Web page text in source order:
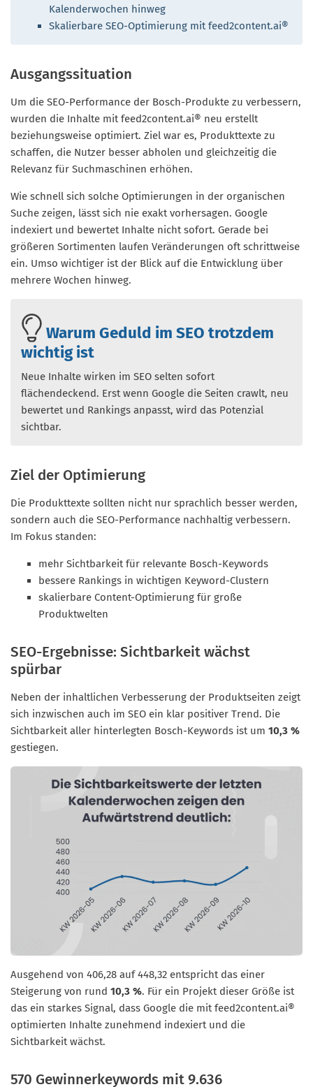
Kalenderwochen hinweg
Skalierbare SEO-Optimierung mit feed2content.ai®
Ausgangssituation
Um die SEO-Performance der Bosch-Produkte zu verbessern,
wurden die Inhalte mit feed2content.ai® neu erstellt
beziehungsweise optimiert. Ziel war es, Produkttexte zu
schaffen, die Nutzer besser abholen und gleichzeitig die
Relevanz für Suchmaschinen erhöhen.
Wie schnell sich solche Optimierungen in der organischen
Suche zeigen, lässt sich nie exakt vorhersagen. Google
indexiert und bewertet Inhalte nicht sofort. Gerade bei
größeren Sortimenten laufen Veränderungen oft schrittweise
ein. Umso wichtiger ist der Blick auf die Entwicklung über
mehrere Wochen hinweg.
Warum Geduld im SEO trotzdem
wichtig ist
Neue Inhalte wirken im SEO selten sofort
flächendeckend. Erst wenn Google die Seiten crawlt, neu
bewertet und Rankings anpasst, wird das Potenzial
sichtbar.
Ziel der Optimierung
Die Produkttexte sollten nicht nur sprachlich besser werden,
sondern auch die SEO-Performance nachhaltig verbessern.
Im Fokus standen:
mehr Sichtbarkeit für relevante Bosch-Keywords
bessere Rankings in wichtigen Keyword-Clustern
skalierbare Content-Optimierung für große
Produktwelten
SEO-Ergebnisse: Sichtbarkeit wächst
spürbar
Neben der inhaltlichen Verbesserung der Produktseiten zeigt
sich inzwischen auch im SEO ein klar positiver Trend. Die
Sichtbarkeit aller hinterlegten Bosch-Keywords ist um 10,3 %
gestiegen.
Ausgehend von 406,28 auf 448,32 entspricht das einer
Steigerung von rund 10,3 %. Für ein Projekt dieser Größe ist
das ein starkes Signal, dass Google die mit feed2content.ai®
optimierten Inhalte zunehmend indexiert und die
Sichtbarkeit wächst.
570 Gewinnerkeywords mit 9.636